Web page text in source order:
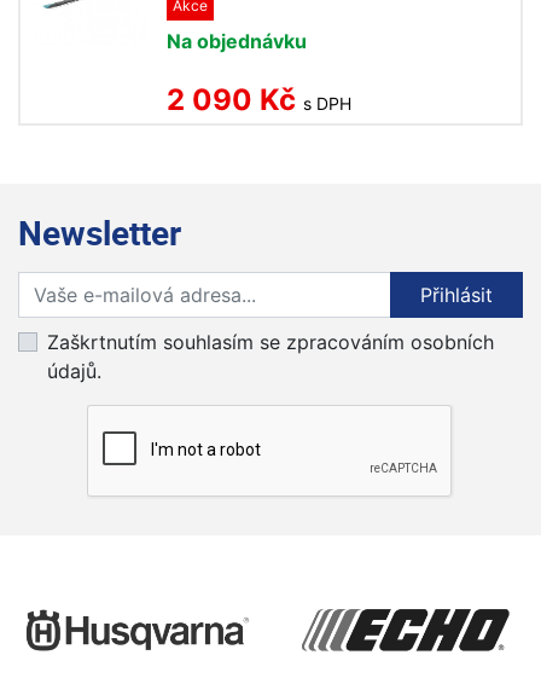
Akce
Na objednávku
2 090 Kč s DPH
Newsletter
Přihlaste se k odběru novinek
Přihlásit
Zaškrtnutím souhlasím se zpracováním osobních
údajů.